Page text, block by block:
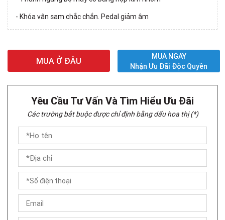
- Khóa vân sam chắc chắn. Pedal giảm âm
MUA Ở ĐÂU
MUA NGAY
Nhận Ưu Đãi Độc Quyền
Yêu Cầu Tư Vấn Và Tìm Hiểu Ưu Đãi
Các trường bắt buộc được chỉ định bằng dấu hoa thị (*)